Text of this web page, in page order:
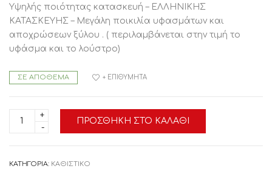
Υψηλής ποιότητας κατασκευή – ΕΛΛΗΝΙΚΗΣ
ΚΑΤΑΣΚΕΥΗΣ – Μεγάλη ποικιλία υφασμάτων και
αποχρώσεων ξύλου . ( περιλαμβάνεται στην τιμή το
υφάσμα και το λούστρο)
ΣΕ ΑΠΌΘΕΜΑ
ΚΑΡΕΚΛΑ
ΤΡΑΠΕΖΑΡΙΑΣ
ΠΡΟΣΘΉΚΗ ΣΤΟ ΚΑΛΆΘΙ
+ ΕΠΙΘΥΜΗΤΆ
ΚΑΤΗΓΟΡΊΑ: ΚΑΘΙΣΤΙΚΟ